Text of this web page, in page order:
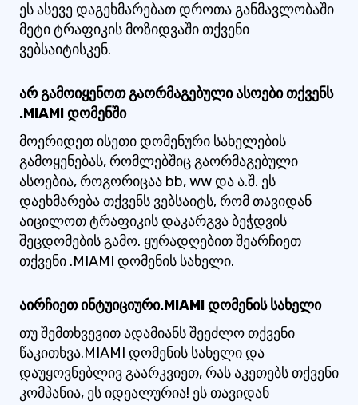
ეს ასევე დაგეხმარებათ დროთა განმავლობაში
მეტი ტრაფიკის მოზიდვაში თქვენი
ვებსაიტისკენ.
არ გამოიყენოთ გაორმაგებული ასოები თქვენს
.MIAMI დომენში
მოერიდეთ ისეთი დომენური სახელების
გამოყენებას, რომლებშიც გაორმაგებული
ასოებია, როგორიცაა bb, ww და ა.შ. ეს
დაეხმარება თქვენს ვებსაიტს, რომ თავიდან
აიცილოთ ტრაფიკის დაკარგვა ბეჭდვის
შეცდომების გამო. ყურადღებით შეარჩიეთ
თქვენი .MIAMI დომენის სახელი.
აირჩიეთ ინტუიციური.MIAMI დომენის სახელი
თუ შემთხვევით ადამიანს შეეძლო თქვენი
წაკითხვა.MIAMI დომენის სახელი და
დაუყოვნებლივ გაარკვიეთ, რას აკეთებს თქვენი
კომპანია, ეს იდეალურია! ეს თავიდან